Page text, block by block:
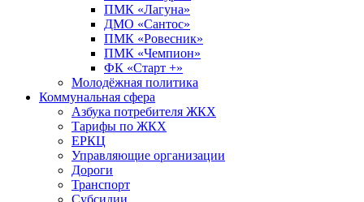
ПМК «Лагуна»
ДМО «Сантос»
ПМК «Ровесник»
ПМК «Чемпион»
ФК «Старт +»
Молодёжная политика
Коммунальная сфера
Азбука потребителя ЖКХ
Тарифы по ЖКХ
ЕРКЦ
Управляющие организации
Дороги
Транспорт